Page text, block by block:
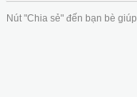
Nút "Chia sẻ" đến bạn bè